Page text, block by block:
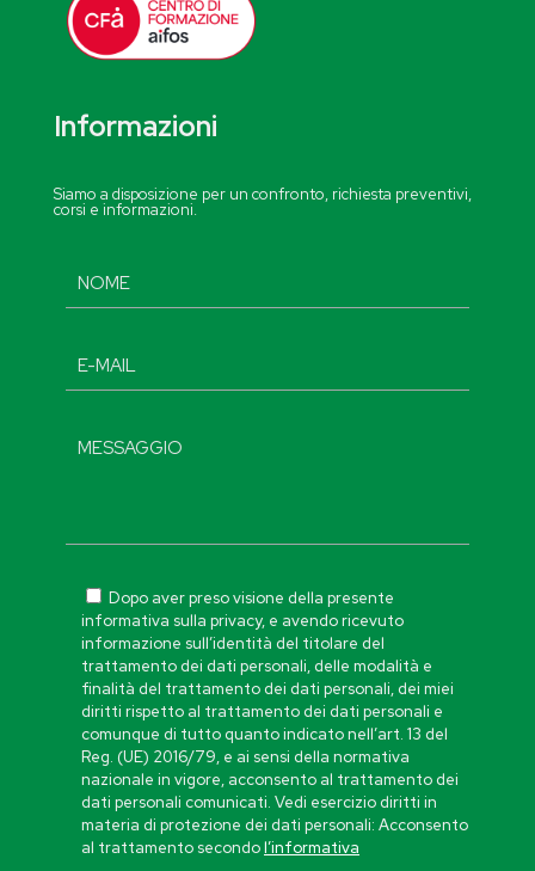
Informazioni
Siamo a disposizione per un confronto, richiesta preventivi,
corsi e informazioni.
Dopo aver preso visione della presente
informativa sulla privacy, e avendo ricevuto
informazione sull’identità del titolare del
trattamento dei dati personali, delle modalità e
finalità del trattamento dei dati personali, dei miei
diritti rispetto al trattamento dei dati personali e
comunque di tutto quanto indicato nell’art. 13 del
Reg. (UE) 2016/79, e ai sensi della normativa
nazionale in vigore, acconsento al trattamento dei
dati personali comunicati. Vedi esercizio diritti in
materia di protezione dei dati personali: Acconsento
al trattamento secondol’informativa